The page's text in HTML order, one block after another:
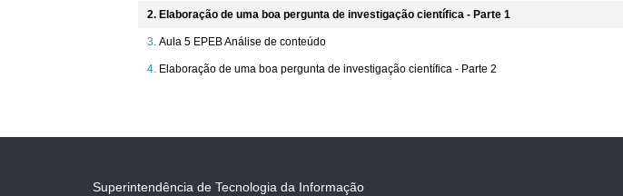
Elaboração de uma boa pergunta de investigação científica - Parte 1
Aula 5 EPEB Análise de conteúdo
Elaboração de uma boa pergunta de investigação científica - Parte 2
Superintendência de Tecnologia da Informação